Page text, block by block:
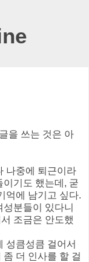
을 쓰는 것은 아
나중에 퇴근이라
기도 했는데, 굳
억에 남기고 싶다.
분들이 있다니
조금은 안도했
성큼성큼 걸어서
더 인사를 할 걸